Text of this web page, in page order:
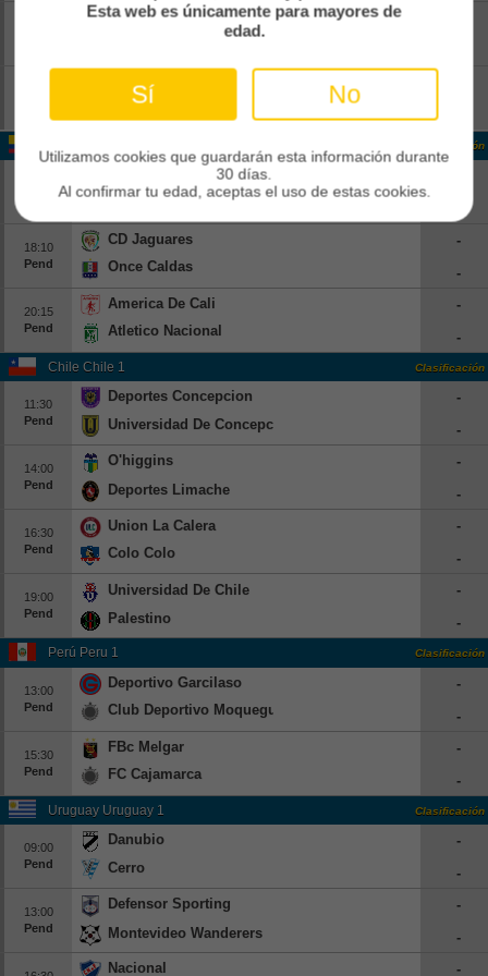
Red Bull Bragantino
Flamengo
Clasificación
Bucaramanga
18:10
Pend
CD Jaguares
Once Caldas
-
-
20:15
Pend
America De Cali
Atletico Nacional
-
-
Chile Chile 1 Clasificación
11:30
Pend
Deportes Concepcion
Universidad De Concepcion
-
-
14:00
Pend
O'higgins
Deportes Limache
-
-
16:30
Pend
Union La Calera
Colo Colo
-
-
19:00
Pend
Universidad De Chile
Palestino
-
-
Perú Peru 1 Clasificación
13:00
Pend
Deportivo Garcilaso
Club Deportivo Moquegua
-
-
15:30
Pend
FBc Melgar
FC Cajamarca
-
-
Uruguay Uruguay 1 Clasificación
09:00
Pend
Danubio
Cerro
-
-
13:00
Pend
Defensor Sporting
Montevideo Wanderers
-
-
Nacional -
Esta web es únicamente para mayores de
edad.
Sí No
Utilizamos cookies que guardarán esta información durante
30 días.
Al confirmar tu edad, aceptas el uso de estas cookies.